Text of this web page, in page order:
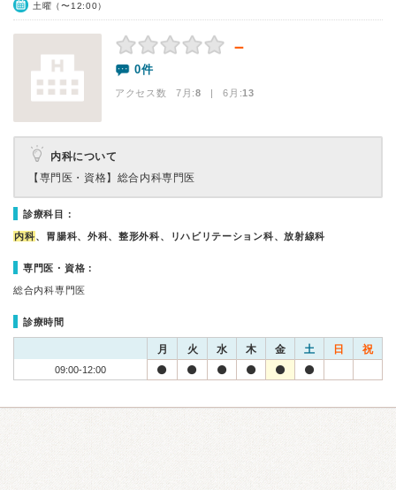
土曜（〜12:00）
－
0件
アクセス数 7月:8 | 6月:13
内科について
【専門医・資格】 総合内科専門医
診療科目：
内科、胃腸科、外科、整形外科、リハビリテーション科、放射線科
専門医・資格：
総合内科専門医
診療時間
月 火 水 木 金 土 日 祝
09:00-12:00